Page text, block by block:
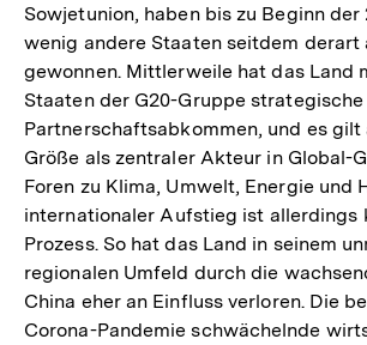
Sowjetunion, haben bis zu Beginn der
wenig andere Staaten seitdem derart
gewonnen. Mittlerweile hat das Land
Staaten der G20-Gruppe strategische
Partnerschaftsabkommen, und es
Größe als zentraler Akteur in Global-
Foren zu Klima, Umwelt, Energie und
internationaler Aufstieg ist allerdings
Prozess. So hat das Land in seinem
regionalen Umfeld durch die
China eher an Einfluss verloren. Die
Corona-Pandemie schwächelnde